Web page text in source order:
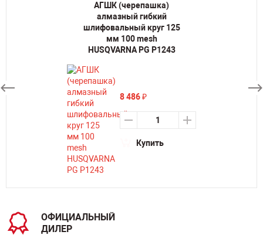
АГШК (черепашка)
алмазный гибкий
шлифовальный круг 125
мм 100 mesh
HUSQVARNA PG P1243
8 486₽
Купить
ОФИЦИАЛЬНЫЙ
ДИЛЕР